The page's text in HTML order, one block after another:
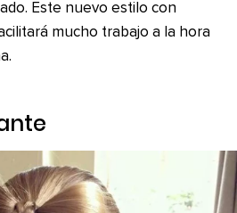
Este nuevo estilo con
mucho trabajo a la hora